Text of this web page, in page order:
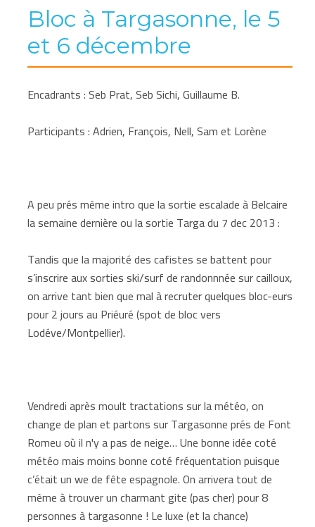
Bloc à Targasonne, le 5
et 6 décembre
Encadrants : Seb Prat, Seb Sichi, Guillaume B.
Participants : Adrien, François, Nell, Sam et Lorène
A peu prés même intro que la sortie escalade à Belcaire
la semaine dernière ou la sortie Targa du 7 dec 2013 :
Tandis que la majorité des cafistes se battent pour
s’inscrire aux sorties ski/surf de randonnnée sur cailloux,
on arrive tant bien que mal à recruter quelques bloc-eurs
pour 2 jours au Priéuré (spot de bloc vers
Lodéve/Montpellier).
Vendredi après moult tractations sur la météo, on
change de plan et partons sur Targasonne prés de Font
Romeu où il n'y a pas de neige… Une bonne idée coté
météo mais moins bonne coté fréquentation puisque
c’était un we de fête espagnole. On arrivera tout de
même à trouver un charmant gite (pas cher) pour 8
personnes à targasonne ! Le luxe (et la chance)